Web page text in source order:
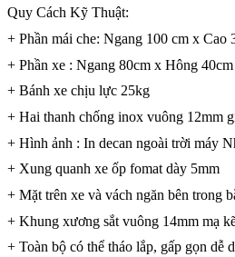
Quy Cách Kỹ Thuật:
+ Phần mái che: Ngang 100 cm x Cao
+ Phần xe : Ngang 80cm x Hông
+ Bánh xe chịu lực 25kg
+ Hai thanh chống inox vuông 12mm
+ Hình ảnh : In decan ngoài trời máy
+ Xung quanh xe ốp fomat dày 5mm
+ Mặt trên xe và vách ngăn bên trong
+ Khung xương sắt vuông 14mm mạ
+ Toàn bộ có thể tháo lắp, gấp gọn dễ